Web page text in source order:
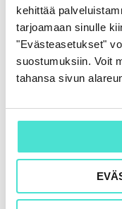
kehittää
tarjoamaan sinulle
"Evästeasetukset"
suostumuksiin. Voit
tahansa sivun